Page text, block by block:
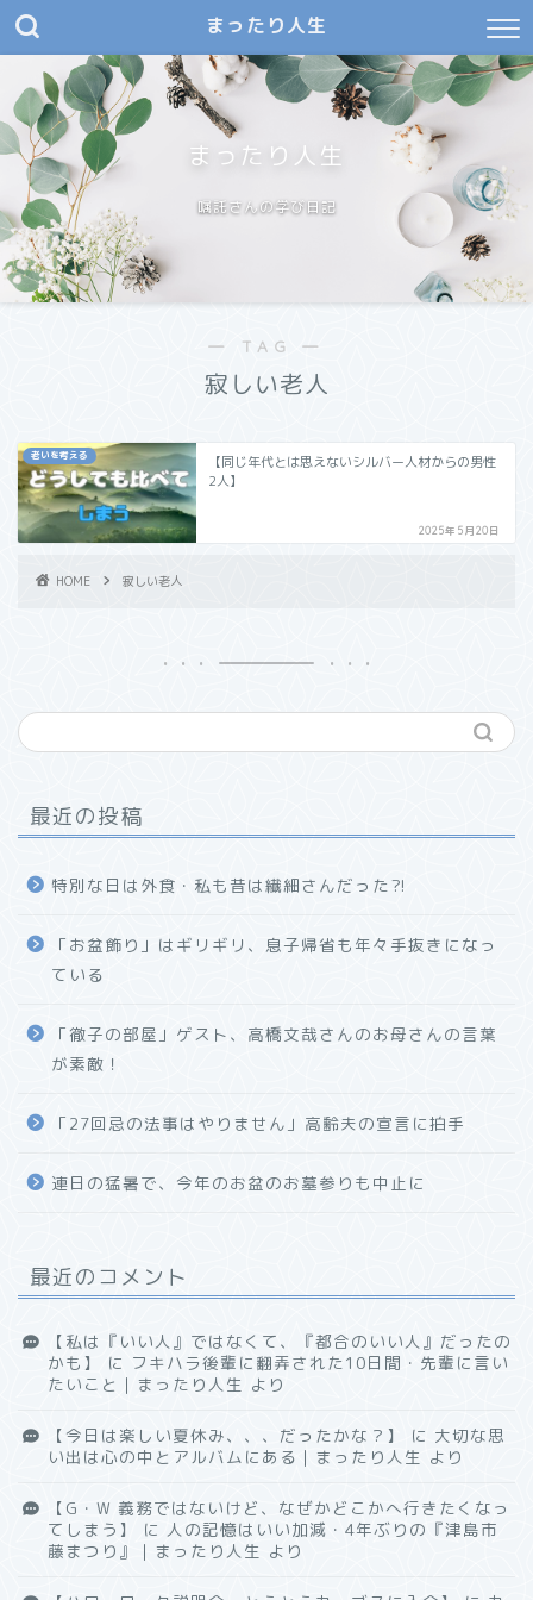
まったり人生
まったり人生
嘱託さんの学び日記
― TAG ―
寂しい老人
老いを考える
【同じ年代とは思えないシルバー人材からの男性
2人】
2025年5月20日
HOME 寂しい老人
最近の投稿
特別な日は外食・私も昔は繊細さんだった⁈
「お盆飾り」はギリギリ、息子帰省も年々手抜きになっ
ている
「徹子の部屋」ゲスト、高橋文哉さんのお母さんの言葉
が素敵！
「27回忌の法事はやりません」高齢夫の宣言に拍手
連日の猛暑で、今年のお盆のお墓参りも中止に
最近のコメント
【私は『いい人』ではなくて、『都合のいい人』だったの
かも】
に フキハラ後輩に翻弄された10日間・先輩に言い
たいこと｜まったり人生 より
【今日は楽しい夏休み、、、だったかな？】 に 大切な思
い出は心の中とアルバムにある｜まったり人生 より
【G・W 義務ではないけど、なぜかどこかへ行きたくなっ
てしまう】
に 人の記憶はいい加減・4年ぶりの『津島市
藤まつり』｜まったり人生 より